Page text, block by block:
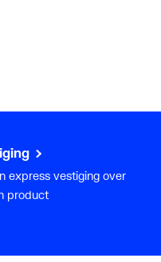
express vestiging over
product